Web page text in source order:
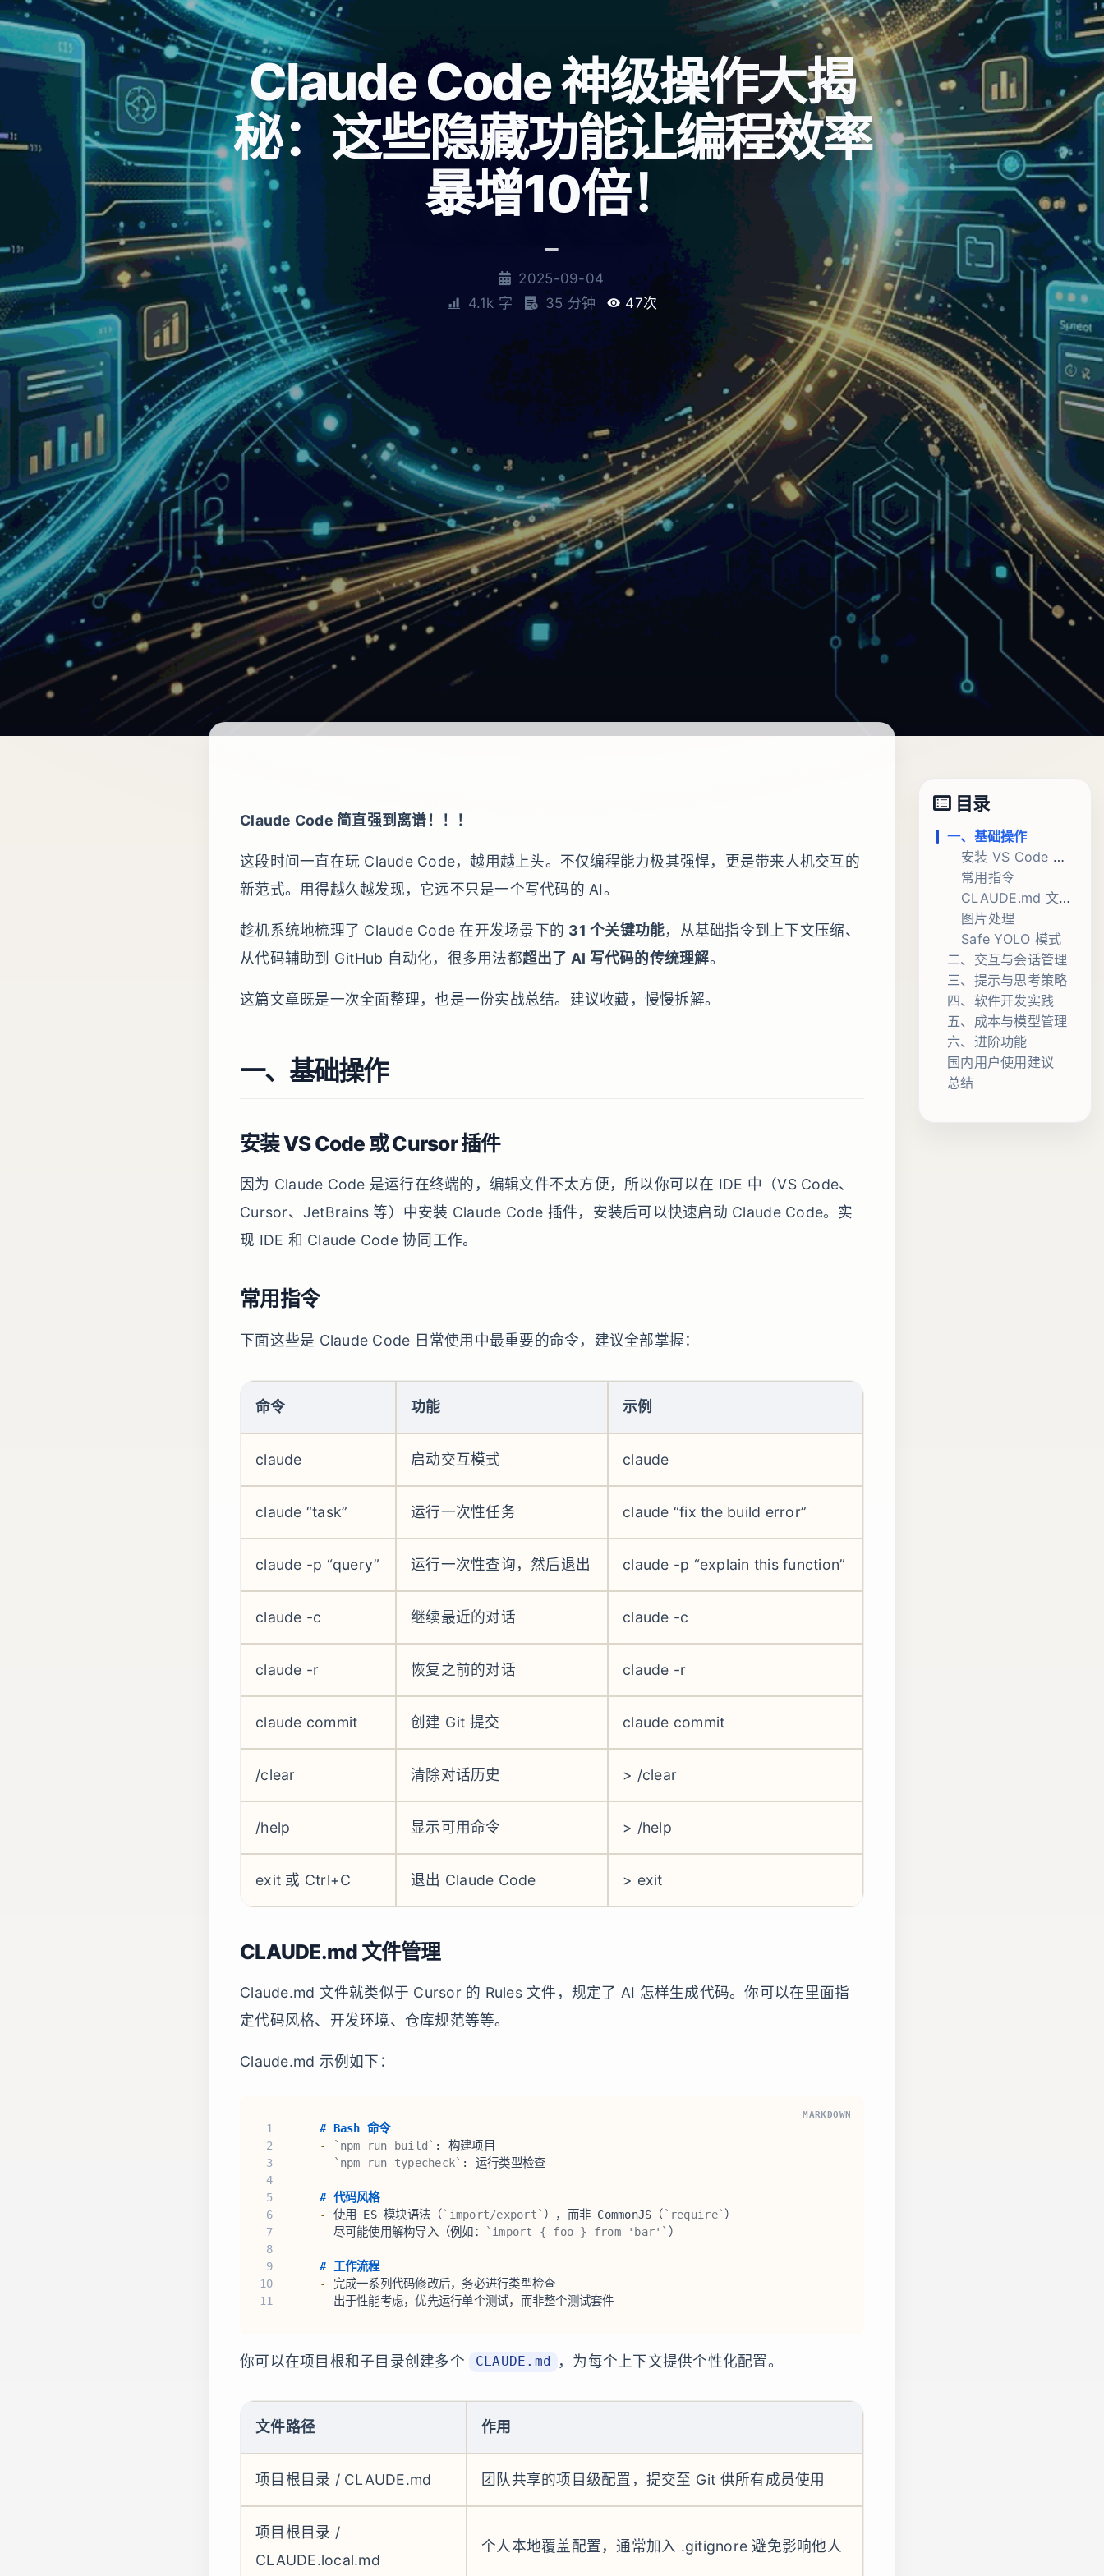
Claude Code 神级操作大揭
秘：这些隐藏功能让编程效率
暴增10倍！
2025-09-04
4.1k 字
35 分钟 47次
Claude Code 简直强到离谱！！！
这段时间一直在玩 Claude Code，越用越上头。不仅编程能力极其强悍，更是带来人机交互的
新范式。用得越久越发现，它远不只是一个写代码的 AI。
趁机系统地梳理了 Claude Code 在开发场景下的 31 个关键功能，从基础指令到上下文压缩、
从代码辅助到 GitHub 自动化，很多用法都超出了 AI 写代码的传统理解。
这篇文章既是一次全面整理，也是一份实战总结。建议收藏，慢慢拆解。
一、基础操作
安装 VS Code 或 Cursor 插件
因为 Claude Code 是运行在终端的，编辑文件不太方便，所以你可以在 IDE 中（VS Code、
Cursor、JetBrains 等）中安装 Claude Code 插件，安装后可以快速启动 Claude Code。实
现 IDE 和 Claude Code 协同工作。
常用指令
下面这些是 Claude Code 日常使用中最重要的命令，建议全部掌握：
命令 功能 示例
claude 启动交互模式 claude
claude “task” 运行一次性任务 claude “fix the build error”
claude -p “query” 运行一次性查询，然后退出 claude -p “explain this function”
claude -c 继续最近的对话 claude -c
claude -r 恢复之前的对话 claude -r
claude commit 创建 Git 提交 claude commit
/clear 清除对话历史 > /clear
/help 显示可用命令 > /help
exit 或 Ctrl+C 退出 Claude Code > exit
CLAUDE.md 文件管理
Claude.md 文件就类似于 Cursor 的 Rules 文件，规定了 AI 怎样生成代码。你可以在里面指
定代码风格、开发环境、仓库规范等等。
Claude.md 示例如下：
1
2
3
4
5
6
7
8
9
10
11
# Bash 命令
-
`npm run build` : 构建项目
-
`npm run typecheck` : 运行类型检查
# 代码风格
-
使用 ES 模块语法（ `import/export` ），而非 CommonJS（ `require` ）
-
尽可能使用解构导入（例如： `import { foo } from 'bar'` ）
# 工作流程
-
完成一系列代码修改后，务必进行类型检查
-
出于性能考虑，优先运行单个测试，而非整个测试套件
MARKDOWN
你可以在项目根和子目录创建多个 CLAUDE.md ，为每个上下文提供个性化配置。
文件路径 作用
项目根目录 / CLAUDE.md 团队共享的项目级配置，提交至 Git 供所有成员使用
项目根目录 /
CLAUDE.local.md
个人本地覆盖配置，通常加入 .gitignore 避免影响他人
目录
一、基础操作
安装 VS Code 或 Cursor 插件
常用指令
CLAUDE.md 文件管理
图片处理
Safe YOLO 模式
二、交互与会话管理
清除聊天上下文
快捷键操作
中断操作
恢复历史会话
上下文压缩
三、提示与思考策略
XML 标签结构化提示
预激活：先学会，再动手
强制深度思考
提供清晰的需求文档
四、软件开发实践
任务拆解
理解项目上下文
Linux 命令辅助
五、成本与模型管理
模型切换
监控 token 成本
六、进阶功能
使用 Git worktrees 运行并行 Claude Code 会话
MCP（Model Context Protocol）
主要功能
CUI：Claude Code Web UI
国内用户使用建议
代理平台推荐
适用场景
总结